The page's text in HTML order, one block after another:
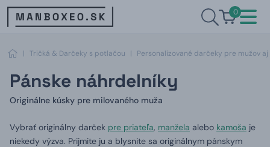
0
| Tričká & Darčeky s potlačou | Personalizované darčeky pre mužov aj
Pánske náhrdelníky
Originálne kúsky pre milovaného muža
Vybrať originálny darček pre priateľa, manžela alebo kamoša je
niekedy výzva. Prijmite ju a blysnite sa originálnym pánskym